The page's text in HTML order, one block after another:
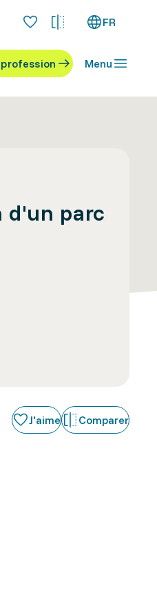
FR
Menu
d'un parc
J'aime Comparer